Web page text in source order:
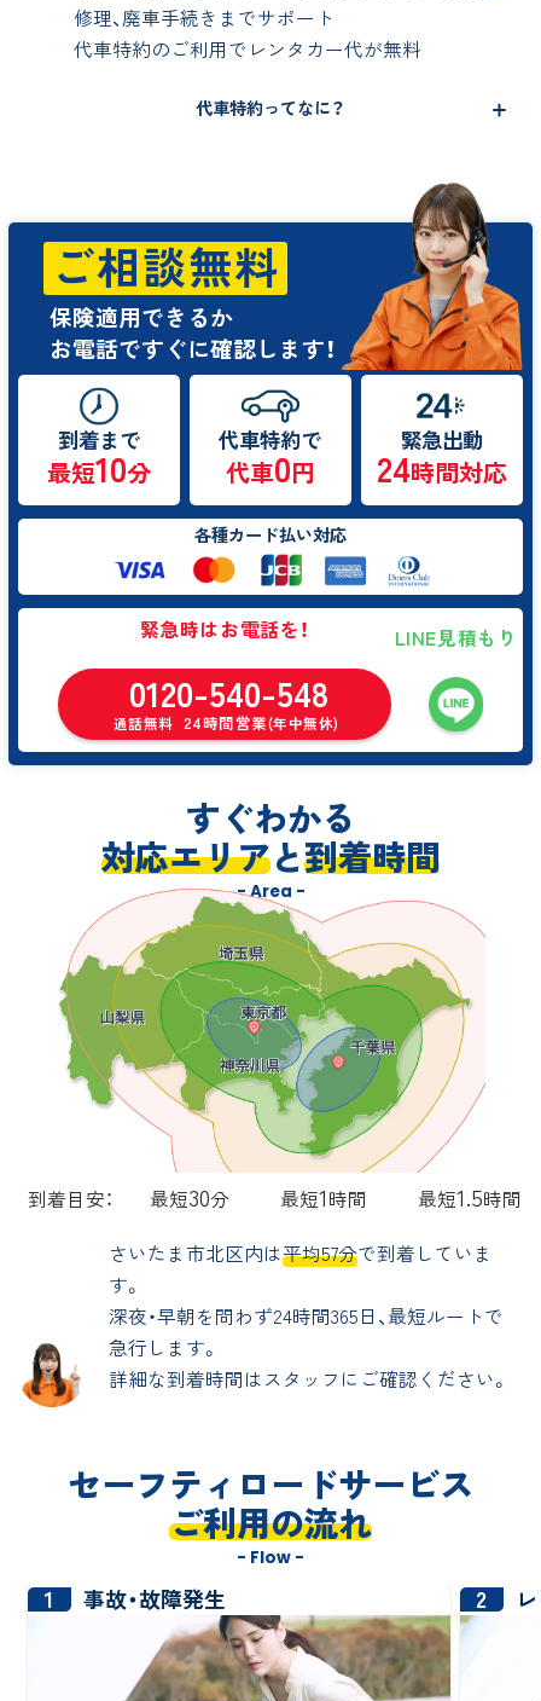
修理、廃車手続きまでサポート
代車特約のご利用でレンタカー代が無料
代車特約ってなに？
ご相談無料
保険適用できるか
お電話ですぐに確認します！
到着まで
最短10分
代車特約で
代車0円
緊急出動
24時間対応
各種カード払い対応
緊急時はお電話を！
0120-540-548
通話無料 24時間営業(年中無休)
LINE見積もり
すぐわかる
対応エリアと到着時間
- Area -
到着目安： 最短30分 最短1時間 最短1.5時間
さいたま市北区内は平均57分で到着していま
す。
深夜・早朝を問わず24時間365日、最短ルートで
急行します。
詳細な到着時間はスタッフにご確認ください。
セーフティロードサービス
ご利用の流れ
- Flow -
1 事故・故障発生 2